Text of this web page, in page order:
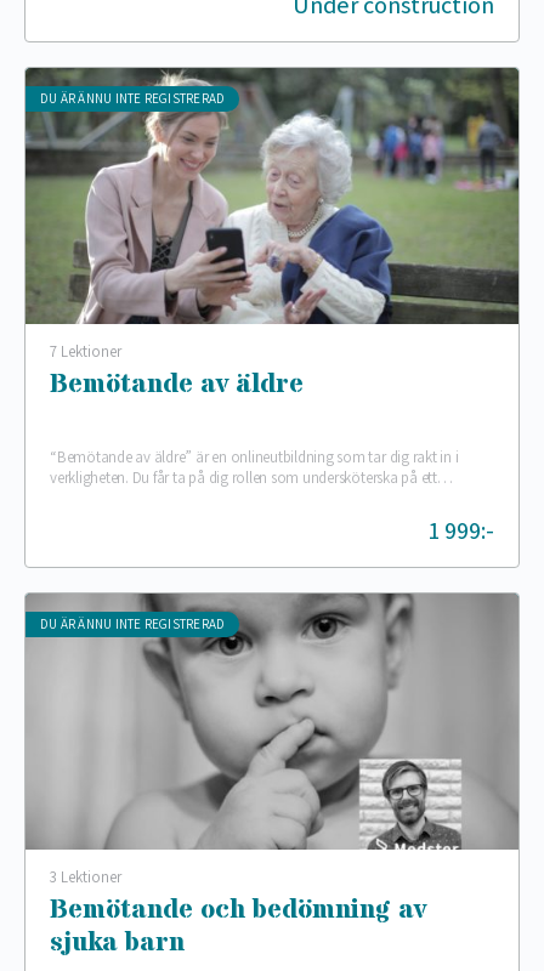
DU ÄR ÄNNU INTE REGISTRERAD
7 Lektioner
Bemötande av äldre
“Bemötande av äldre” är en onlineutbildning som tar dig rakt in i
verkligheten. Du får ta på dig rollen som undersköterska på ett
1 999:-
DU ÄR ÄNNU INTE REGISTRERAD
3 Lektioner
Bemötande och bedömning av
sjuka barn